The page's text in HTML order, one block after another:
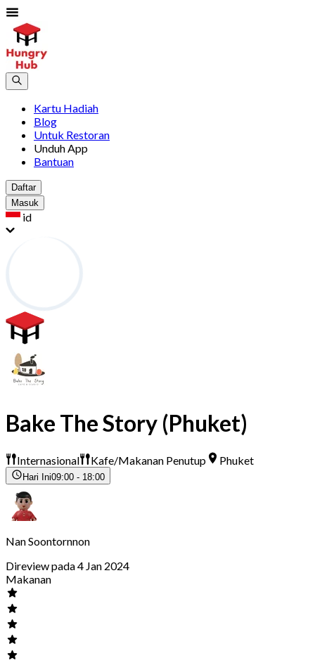
Kartu Hadiah
Blog
Untuk Restoran
Unduh App
Bantuan
Daftar
Masuk
id
Bake The Story (Phuket)
Internasional Kafe/Makanan Penutup Phuket
Hari Ini09:00 - 18:00
Nan Soontornnon
Direview pada 4 Jan 2024
Makanan